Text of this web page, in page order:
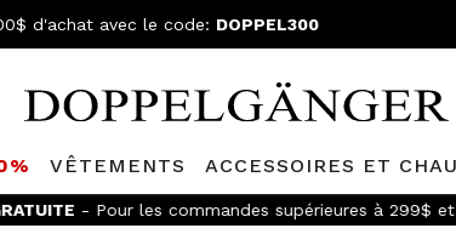
d'achat avec le code: DOPPEL300
VÊTEMENTS ACCESSOIRES ET
- Pour les commandes supérieures à 299$